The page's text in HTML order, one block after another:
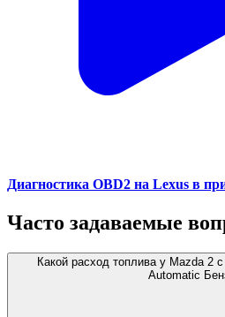
Диагностика OBD2 на Lexus в
Часто задаваемые
Какой расход топлива у Mazda 2
Automatic